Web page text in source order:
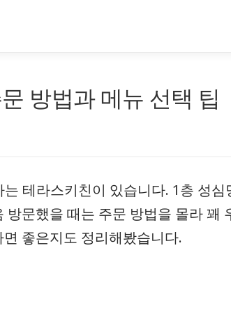
방법과 메뉴 선택 팁
테라스키친이 있습니다. 1층 성
문했을 때는 주문 방법을 몰라
좋은지도 정리해봤습니다.